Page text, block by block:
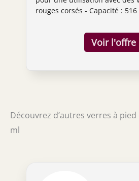
rouges corsés - Capacité :
titane et oxyde de zirconium
incassable, résistant aux
aux chocs thermiques,
Ne pas tourner le manche et
Découvrez d’autres verres à
ml